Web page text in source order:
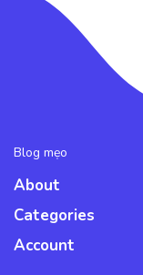
Blog mẹo
About
Categories
Account